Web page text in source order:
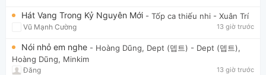
Hát Vang Trong Kỷ Nguyên Mới - Tốp ca thiếu nhi - Xuân Trí
Vũ Mạnh Cường 13 giờ trước
Nói nhỏ em nghe - Hoàng Dũng, Dept (뎁트) - Dept (뎁트),
Hoàng Dũng, Minkim
Đăng 13 giờ trước